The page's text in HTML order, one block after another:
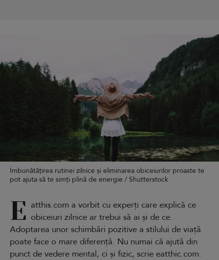
Îmbunătățirea rutinei zilnice și eliminarea obiceiurilor proaste te
pot ajuta să te simți plină de energie / Shutterstock
E atthis.com a vorbit cu experți care explică ce
obiceiuri zilnice ar trebui să ai și de ce.
Adoptarea unor schimbări pozitive a stilului de viață
poate face o mare diferență. Nu numai că ajută din
punct de vedere mental, ci și fizic, scrie eatthic.com.